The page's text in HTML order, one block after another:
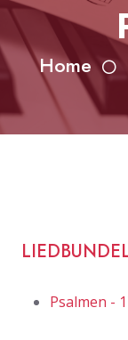
Home
Psalmen -